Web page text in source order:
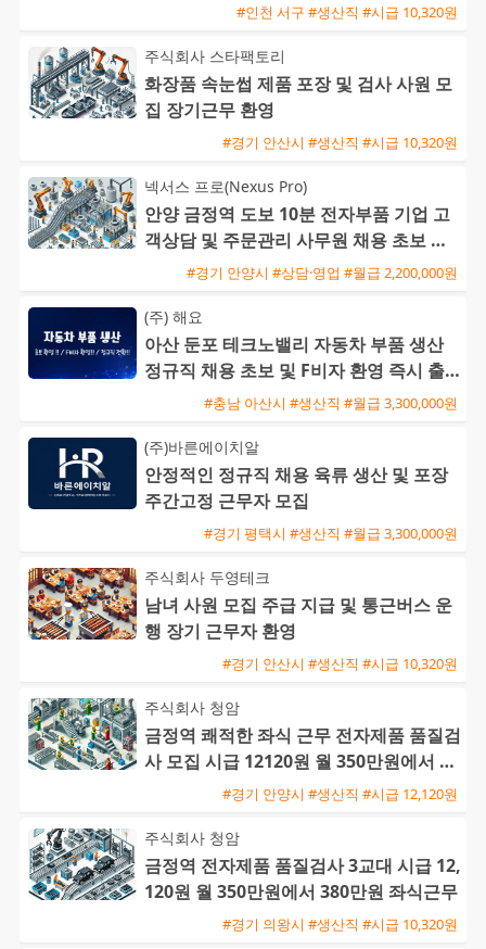
#인천 서구 #생산직 #시급 10,320원
주식회사 스타팩토리
화장품 속눈썹 제품 포장 및 검사 사원 모
집 장기근무 환영
#경기 안산시 #생산직 #시급 10,320원
넥서스 프로(Nexus Pro)
안양 금정역 도보 10분 전자부품 기업 고
객상담 및 주문관리 사무원 채용 초보 가
#경기 안양시 #상담·영업 #월급 2,200,000원
(주) 해요
아산 둔포 테크노밸리 자동차 부품 생산
정규직 채용 초보 및 F비자 환영 즉시 출
#충남 아산시 #생산직 #월급 3,300,000원
(주)바른에이치알
안정적인 정규직 채용 육류 생산 및 포장
주간고정 근무자 모집
#경기 평택시 #생산직 #월급 3,300,000원
주식회사 두영테크
남녀 사원 모집 주급 지급 및 통근버스 운
행 장기 근무자 환영
#경기 안산시 #생산직 #시급 10,320원
주식회사 청암
금정역 쾌적한 좌식 근무 전자제품 품질검
사 모집 시급 12120원 월 350만원에서 38
0만원 가능#경기 안양시 #생산직 #시급 12,120원
주식회사 청암
금정역 전자제품 품질검사 3교대 시급 12,
120원 월 350만원에서 380만원 좌식근무
#경기 의왕시 #생산직 #시급 10,320원